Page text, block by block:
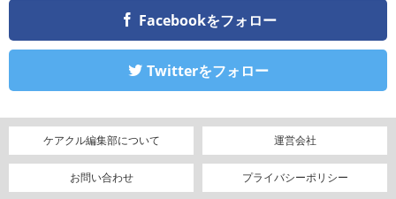
Facebookをフォロー
Twitterをフォロー
ケアクル編集部について 運営会社
お問い合わせ プライバシーポリシー